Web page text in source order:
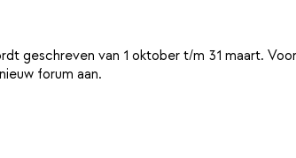
geschreven van 1 oktober t/m 31 maart.
forum aan.